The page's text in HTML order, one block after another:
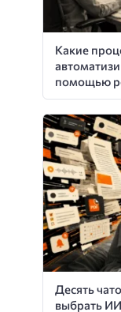
Какие
помощью
Десять
выбрать